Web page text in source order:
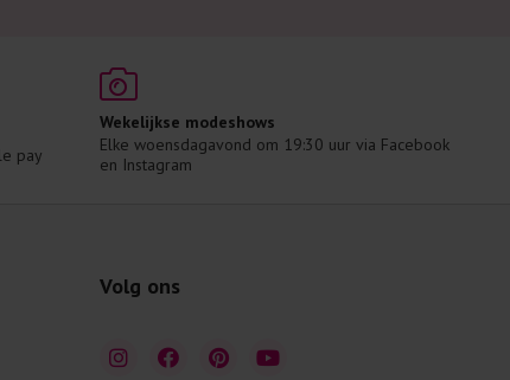
pay
Wekelijkse modeshows
Elke woensdagavond om 19:30 uur via Facebook
en Instagram
Volg ons